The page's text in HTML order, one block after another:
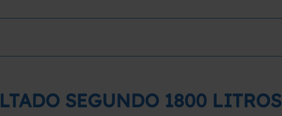
SEGUNDO 1800 LITROS